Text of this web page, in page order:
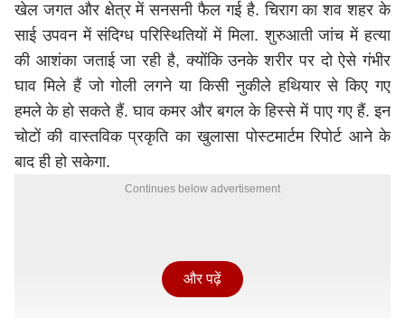
खेल जगत और क्षेत्र में सनसनी फैल गई है. चिराग का शव शहर के
साई उपवन में संदिग्ध परिस्थितियों में मिला. शुरुआती जांच में हत्या
की आशंका जताई जा रही है, क्योंकि उनके शरीर पर दो ऐसे गंभीर
घाव मिले हैं जो गोली लगने या किसी नुकीले हथियार से किए गए
हमले के हो सकते हैं. घाव कमर और बगल के हिस्से में पाए गए हैं. इन
चोटों की वास्तविक प्रकृति का खुलासा पोस्टमार्टम रिपोर्ट आने के
बाद ही हो सकेगा.
Continues below advertisement
और पढ़ें